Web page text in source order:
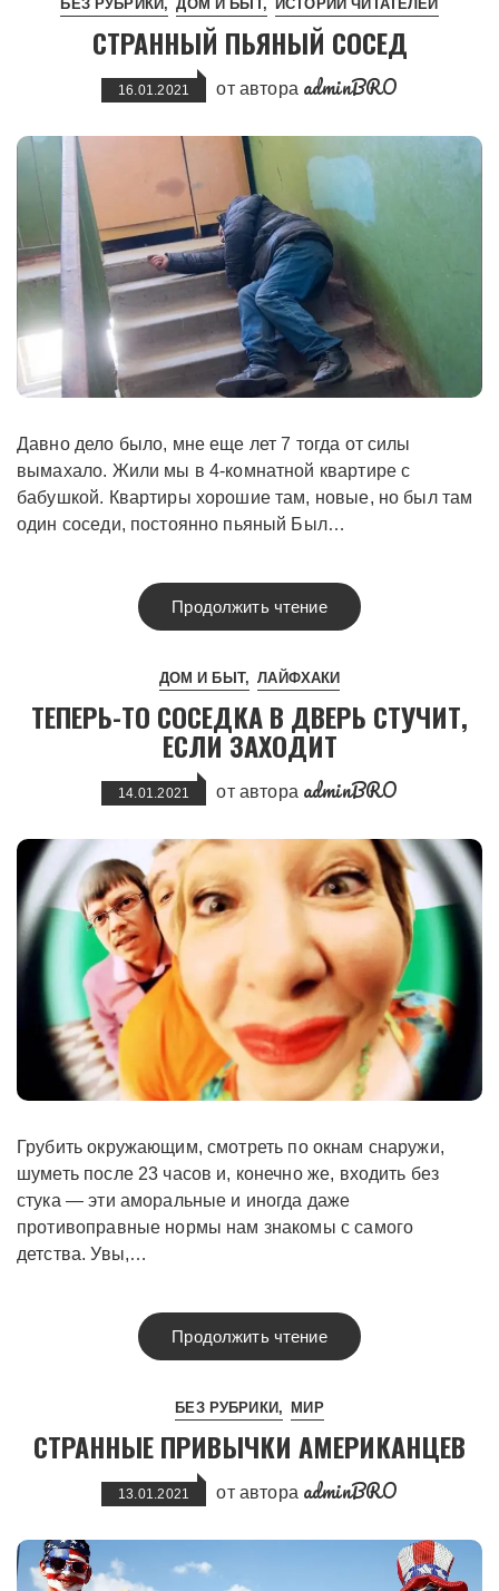
БЕЗ РУБРИКИ ДОМ И БЫТ ИСТОРИИ ЧИТАТЕЛЕЙ
СТРАННЫЙ ПЬЯНЫЙ СОСЕД
16.01.2021 от автора adminBRO
Давно дело было, мне еще лет 7 тогда от силы
вымахало. Жили мы в 4-комнатной квартире с
бабушкой. Квартиры хорошие там, новые, но был там
один соседи, постоянно пьяный Был…
Продолжить чтение
ДОМ И БЫТ ЛАЙФХАКИ
ТЕПЕРЬ-ТО СОСЕДКА В ДВЕРЬ СТУЧИТ,
ЕСЛИ ЗАХОДИТ
14.01.2021 от автора adminBRO
Грубить окружающим, смотреть по окнам снаружи,
шуметь после 23 часов и, конечно же, входить без
стука — эти аморальные и иногда даже
противоправные нормы нам знакомы с самого
детства. Увы,…
Продолжить чтение
БЕЗ РУБРИКИ МИР
СТРАННЫЕ ПРИВЫЧКИ АМЕРИКАНЦЕВ
13.01.2021 от автора adminBRO